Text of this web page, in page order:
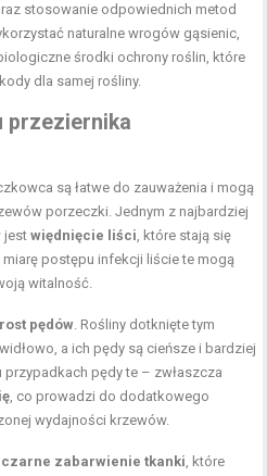
stosowanie odpowiednich metod
naturalne wrogów gąsienic,
środki ochrony roślin, które
dla samej rośliny.
przeziernika
są łatwe do zauważenia i mogą
porzeczki. Jednym z najbardziej
jestwiędnięcie liści, które stają się
miarę postępu infekcji liście te mogą
witalność.
pędów. Rośliny dotknięte tym
a ich pędy są cieńsze i bardziej
pędy te – zwłaszcza
, co prowadzi do dodatkowego
wydajności krzewów.
czarne zabarwienie tkanki, które